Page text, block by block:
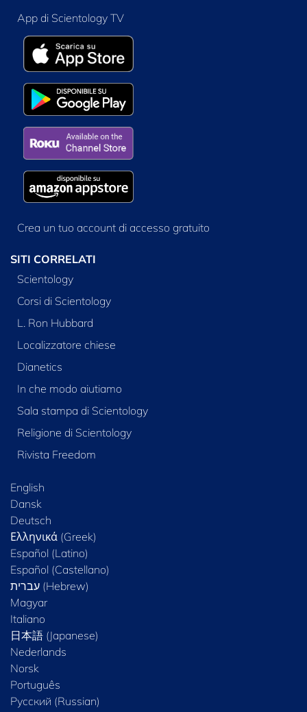
App di Scientology TV
Crea un tuo account di accesso gratuito
SITI CORRELATI
Scientology
Corsi di Scientology
L. Ron Hubbard
Localizzatore chiese
Dianetics
In che modo aiutiamo
Sala stampa di Scientology
Religione di Scientology
Rivista Freedom
English
Dansk
Deutsch
Ελληνικά (Greek)
Español (Latino)
Español (Castellano)
Magyar
Italiano
日本語 (Japanese)
Nederlands
Norsk
Português
Русский (Russian)